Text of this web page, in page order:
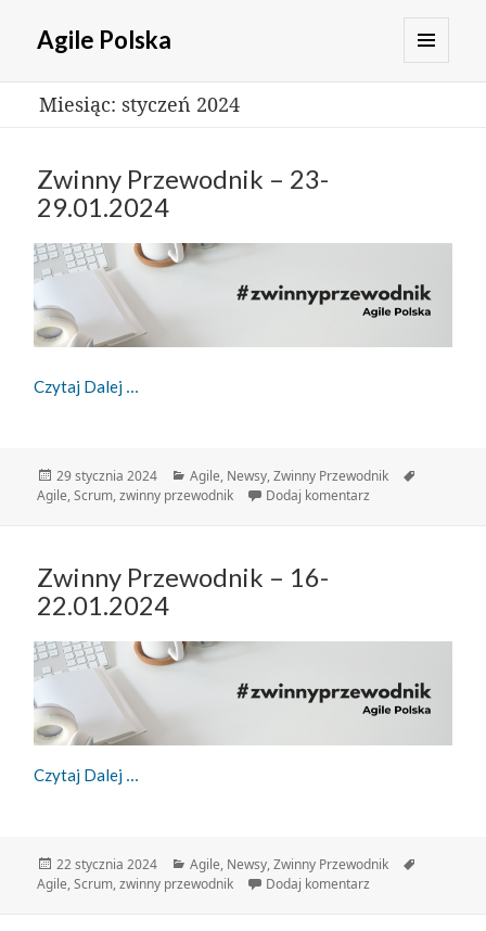
Agile Polska
Miesiąc: styczeń 2024
Zwinny Przewodnik – 23-
29.01.2024
Czytaj Dalej
Data
publikacji
29 stycznia 2024 Kategorie
Agile, Newsy,Zwinny Przewodnik
Agile,Scrum,zwinny przewodnik Dodaj komentarz
Zwinny Przewodnik – 16-
22.01.2024
Czytaj Dalej
Data
publikacji
22 stycznia 2024 Kategorie
Agile, Newsy,Zwinny Przewodnik
Agile,Scrum,zwinny przewodnik Dodaj komentarz